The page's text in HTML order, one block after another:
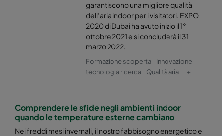
garantiscono una migliore qualità
dell’aria indoor per i visitatori. EXPO
2020 di Dubai ha avuto inizio il 1°
ottobre 2021 e si concluderà il 31
marzo 2022.
Formazione scoperta
Innovazione
tecnologia ricerca
Qualità aria +
Comprendere le sfide negli ambienti indoor
quando le temperature esterne cambiano
Nei freddi mesi invernali, il nostro fabbisogno energetico e